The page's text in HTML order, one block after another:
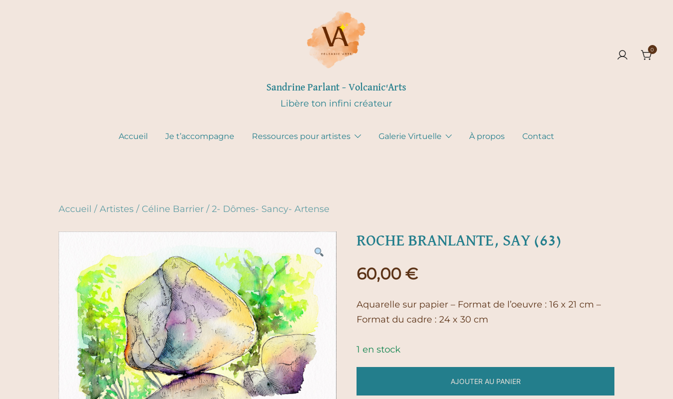
Sandrine Parlant – Volcanic'Arts
Libère ton infini créateur
0
Accueil Je t’accompagne Ressources pour artistes Galerie Virtuelle À propos Contact
Accueil / Artistes / Céline Barrier / 2- Dômes- Sancy- Artense
ROCHE BRANLANTE, SAY (63)
60,00 €
Aquarelle sur papier – Format de l’oeuvre : 16 x 21 cm –
Format du cadre : 24 x 30 cm
1 en stock
AJOUTER AU PANIER